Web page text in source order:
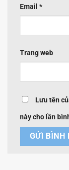
Email *
Trang web
Lưu tên
này cho lần